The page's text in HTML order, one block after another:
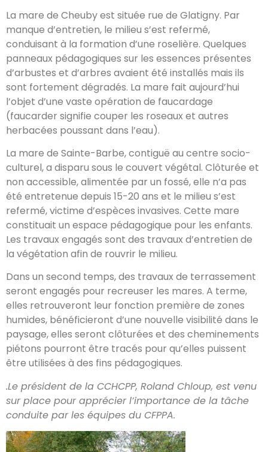
La mare de Cheuby est située rue de Glatigny. Par
manque d’entretien, le milieu s’est refermé,
conduisant à la formation d’une roselière. Quelques
panneaux pédagogiques sur les essences présentes
d’arbustes et d’arbres avaient été installés mais ils
sont fortement dégradés. La mare fait aujourd’hui
l’objet d’une vaste opération de faucardage
(faucarder signifie couper les roseaux et autres
herbacées poussant dans l’eau).
La mare de Sainte-Barbe, contiguë au centre socio-
culturel, a disparu sous le couvert végétal. Clôturée et
non accessible, alimentée par un fossé, elle n’a pas
été entretenue depuis 15-20 ans et le milieu s’est
refermé, victime d’espèces invasives. Cette mare
constituait un espace pédagogique pour les enfants.
Les travaux engagés sont des travaux d’entretien de
la végétation afin de rouvrir le milieu.
Dans un second temps, des travaux de terrassement
seront engagés pour recreuser les mares. A terme,
elles retrouveront leur fonction première de zones
humides, bénéficieront d’une nouvelle visibilité dans le
paysage, elles seront clôturées et des cheminements
piétons pourront être tracés pour qu’elles puissent
être utilisées à des fins pédagogiques.
.Le président de la CCHCPP, Roland Chloup, est venu
sur place pour apprécier l’importance de la tâche
conduite par les équipes du CFPPA.